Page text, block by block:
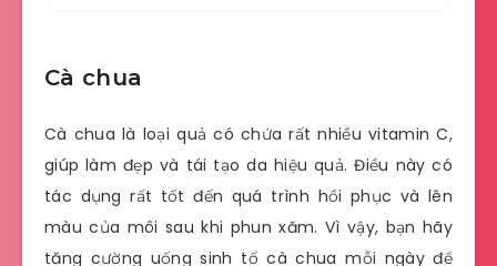
Cà chua
Cà chua là loại quả có chứa rất nhiều vitamin C,
giúp làm đẹp và tái tạo da hiệu quả. Điều này có
tác dụng rất tốt đến quá trình hồi phục và lên
màu của môi sau khi phun xăm. Vì vậy, bạn hãy
tăng cường uống sinh tố cà chua mỗi ngày để